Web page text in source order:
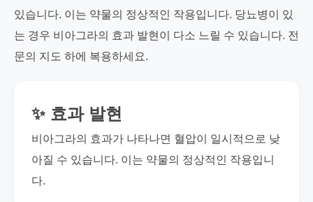
있습니다. 이는 약물의 정상적인 작용입니다. 당뇨병이 있
는 경우 비아그라의 효과 발현이 다소 느릴 수 있습니다. 전
문의 지도 하에 복용하세요.
✨ 효과 발현
비아그라의 효과가 나타나면 혈압이 일시적으로 낮
아질 수 있습니다. 이는 약물의 정상적인 작용입니
다.